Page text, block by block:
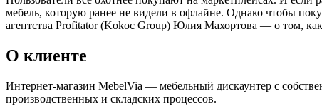
мебель, которую ранее не видели в офлайне. Однако чтобы
агентства Profitator (Kokoc Group) Юлия Махортова — о том,
О клиенте
Интернет-магазин MebelVia — мебельный дискаунтер с
производственных и складских процессов.